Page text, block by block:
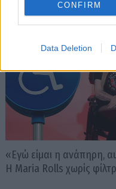
CONFIRM
Data Deletion
«Εγώ είμαι η ανάπηρη,
Η Maria Rolls χωρίς